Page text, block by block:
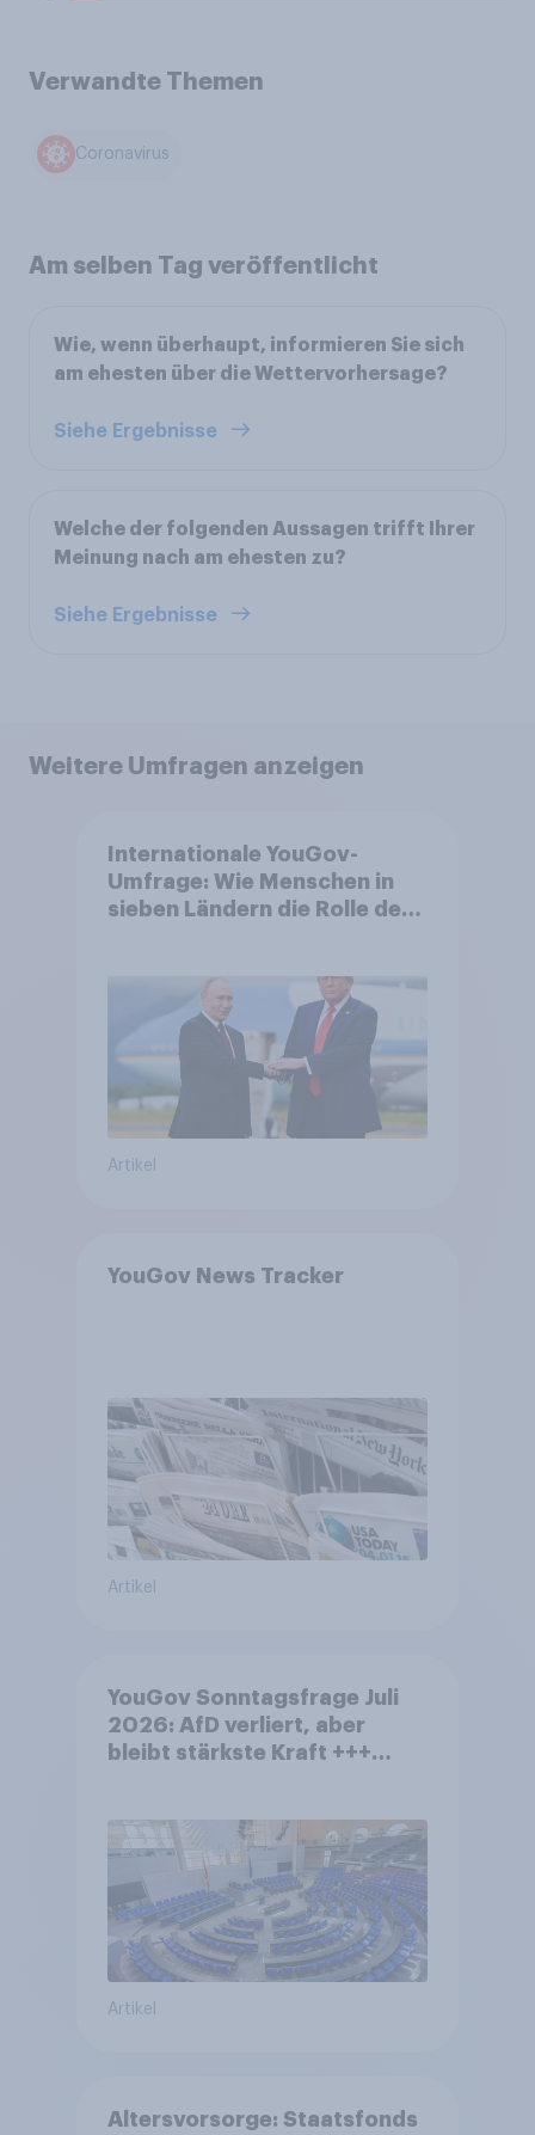
Verwandte Themen
Coronavirus
Am selben Tag veröffentlicht
Wie, wenn überhaupt, informieren Sie sich
am ehesten über die Wettervorhersage?
Siehe Ergebnisse
Welche der folgenden Aussagen trifft Ihrer
Meinung nach am ehesten zu?
Siehe Ergebnisse
Weitere Umfragen anzeigen
Internationale YouGov-
Umfrage: Wie Menschen in
sieben Ländern die Rolle der
Bedrohungen und Bündnisse
bewerten
Artikel
YouGov News Tracker
Artikel
YouGov Sonntagsfrage Juli
2026: AfD verliert, aber
bleibt stärkste Kraft +++
Artikel
Altersvorsorge: Staatsfonds